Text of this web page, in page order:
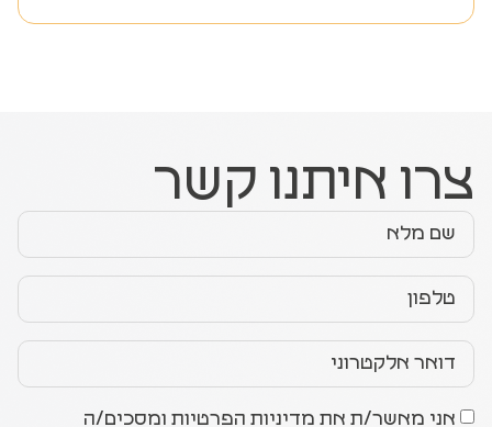
צרו איתנו קשר
אני מאשר/ת את מדיניות הפרטיות ומסכים/ה